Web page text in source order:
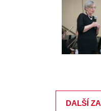
DALŠÍ